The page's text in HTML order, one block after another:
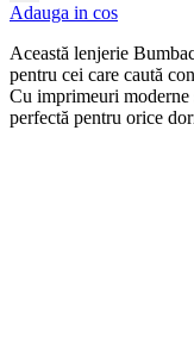
Adauga in cos
Această lenjerie
pentru cei care caută
Cu imprimeuri moderne
perfectă pentru orice